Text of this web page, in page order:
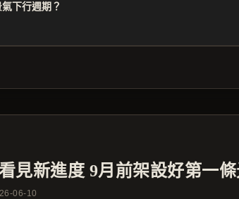
下行週期？
見新進度 9月前架設好第一
06-10